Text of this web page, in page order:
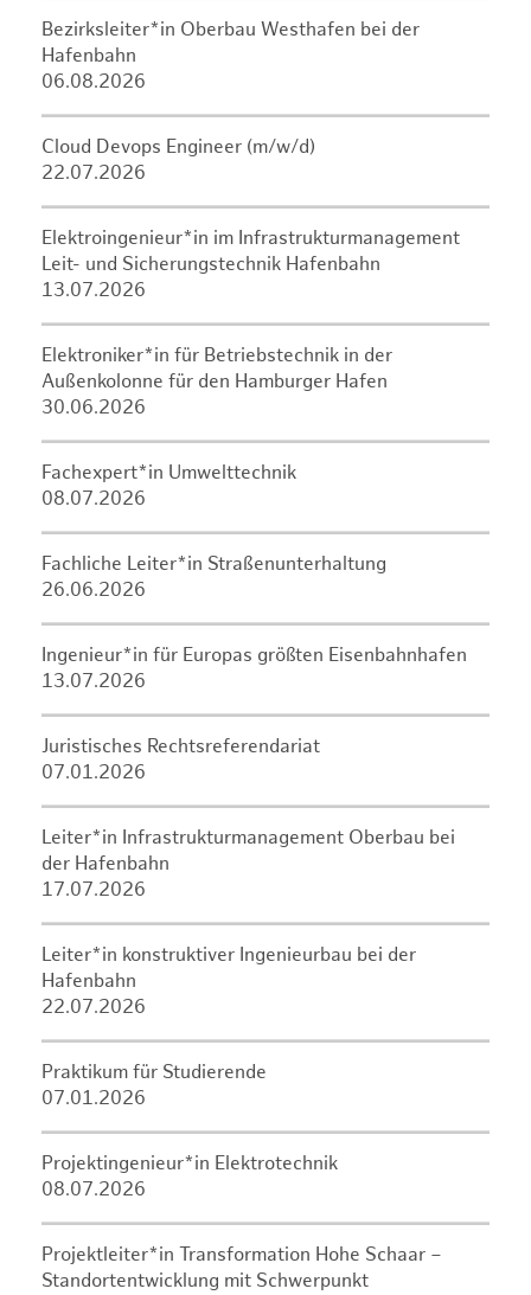
Bezirksleiter*in Oberbau Westhafen bei der
Hafenbahn
06.08.2026
Cloud Devops Engineer (m/w/d)
22.07.2026
Elektroingenieur*in im Infrastrukturmanagement
Leit- und Sicherungstechnik Hafenbahn
13.07.2026
Elektroniker*in für Betriebstechnik in der
Außenkolonne für den Hamburger Hafen
30.06.2026
Fachexpert*in Umwelttechnik
08.07.2026
Fachliche Leiter*in Straßenunterhaltung
26.06.2026
Ingenieur*in für Europas größten Eisenbahnhafen
13.07.2026
Juristisches Rechtsreferendariat
07.01.2026
Leiter*in Infrastrukturmanagement Oberbau bei
der Hafenbahn
17.07.2026
Leiter*in konstruktiver Ingenieurbau bei der
Hafenbahn
22.07.2026
Praktikum für Studierende
07.01.2026
Projektingenieur*in Elektrotechnik
08.07.2026
Projektleiter*in Transformation Hohe Schaar –
Standortentwicklung mit Schwerpunkt